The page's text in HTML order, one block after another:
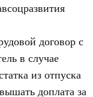
договор с
в случае
из отпуска
доплата за